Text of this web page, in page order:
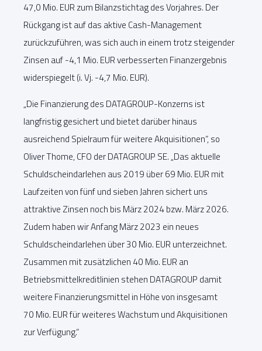
47,0 Mio. EUR zum Bilanzstichtag des Vorjahres. Der
Rückgang ist auf das aktive Cash-Management
zurückzuführen, was sich auch in einem trotz steigender
Zinsen auf -4,1 Mio. EUR verbesserten Finanzergebnis
widerspiegelt (i. Vj. -4,7 Mio. EUR).
„Die Finanzierung des DATAGROUP-Konzerns ist
langfristig gesichert und bietet darüber hinaus
ausreichend Spielraum für weitere Akquisitionen“, so
Oliver Thome, CFO der DATAGROUP SE. „Das aktuelle
Schuldscheindarlehen aus 2019 über 69 Mio. EUR mit
Laufzeiten von fünf und sieben Jahren sichert uns
attraktive Zinsen noch bis März 2024 bzw. März 2026.
Zudem haben wir Anfang März 2023 ein neues
Schuldscheindarlehen über 30 Mio. EUR unterzeichnet.
Zusammen mit zusätzlichen 40 Mio. EUR an
Betriebsmittelkreditlinien stehen DATAGROUP damit
weitere Finanzierungsmittel in Höhe von insgesamt
70 Mio. EUR für weiteres Wachstum und Akquisitionen
zur Verfügung.“